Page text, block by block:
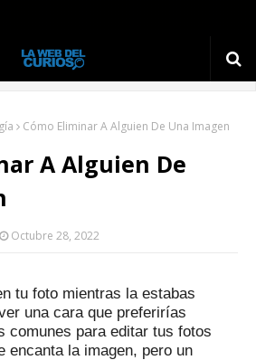
Cómo Eliminar A Alguien De Una Imagen
A Alguien De
Octubre 28, 2022
tu foto mientras la estabas
una cara que preferirías
comunes para editar tus fotos
encanta la imagen, pero un